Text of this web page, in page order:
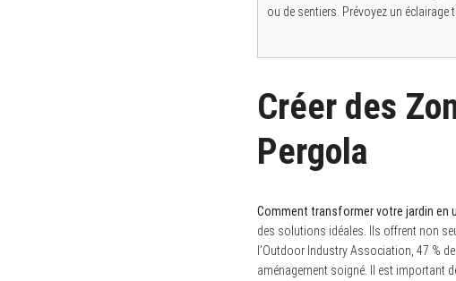
ou de sentiers. Prévoyez un
Créer des
Pergola
Comment transformer votre jardin en
des solutions idéales. Ils offrent non
l’Outdoor Industry Association, 47 %
aménagement soigné. Il est important